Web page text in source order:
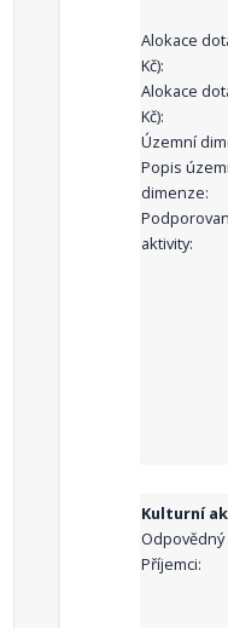
Alokace
Kč):
Alokace
Kč):
Územní
Popis
dimenze:
aktivity:
Kulturní
Příjemci: